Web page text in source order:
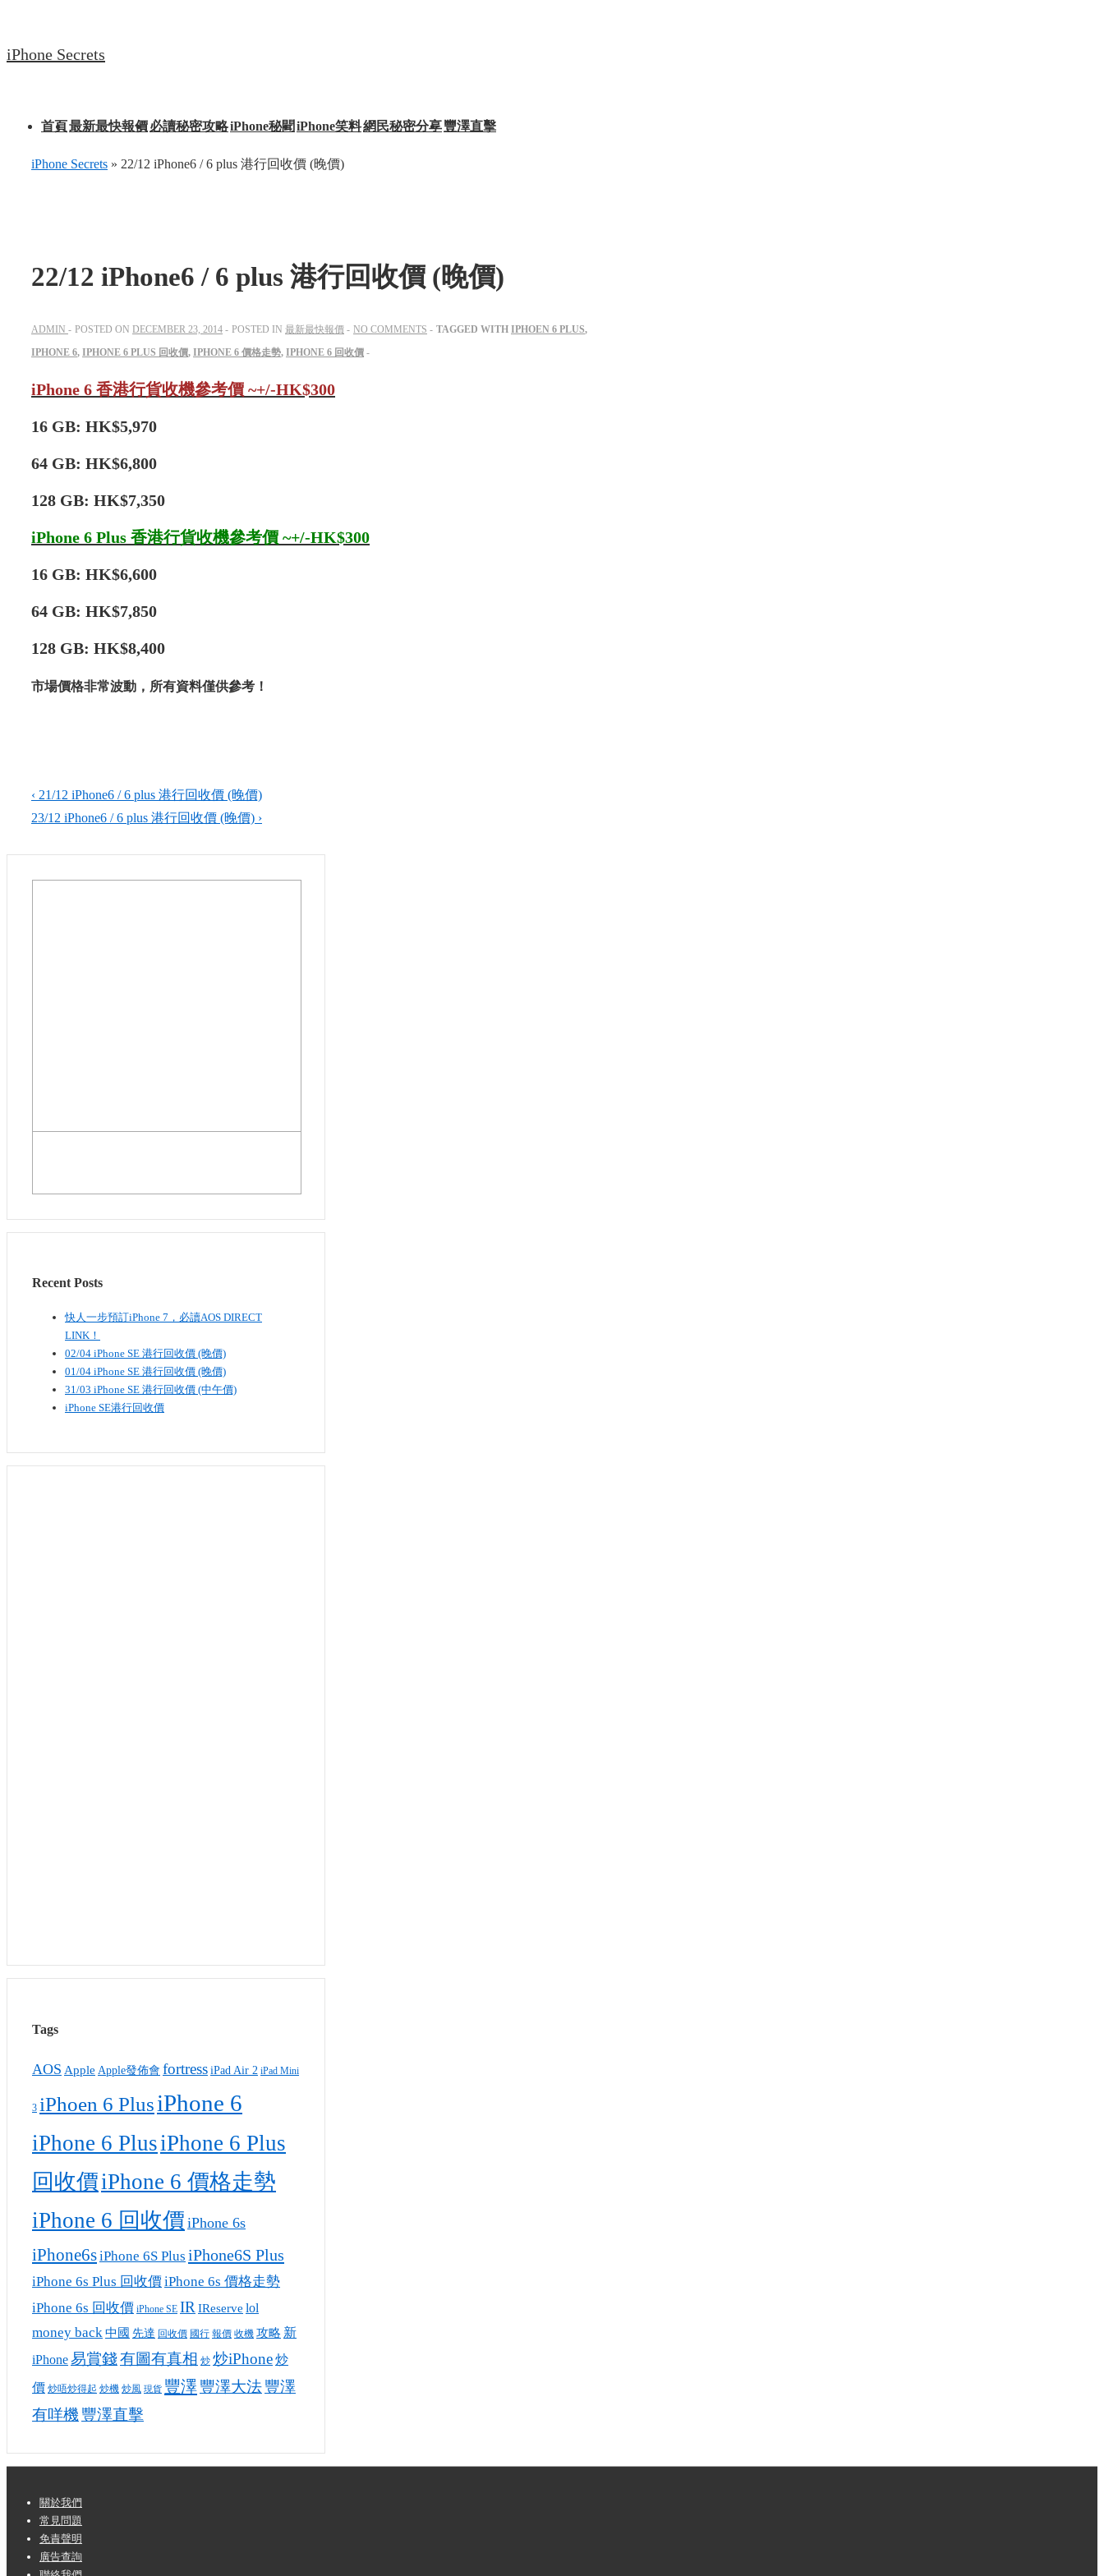
to
iPhone Secrets
Main
Navigation
首頁最新最快報價必讀秘密攻略iPhone秘聞 iPhone笑料網民秘密分享豐澤直擊
iPhone Secrets » 22/12 iPhone6 / 6 plus​​ 港行回收價 (晚價)
22/12 iPhone6 / 6 plus​​ 港行回收價 (晚價)
ADMIN POSTED ON DECEMBER 23, 2014 POSTED IN 最新最快報價 NO COMMENTS TAGGED WITH IPHOEN 6 PLUS,
IPHONE 6, IPHONE 6 PLUS 回收價, IPHONE 6 價格走勢, IPHONE 6 回收價
iPhone 6 香港行貨收機參考價 ~+/-HK$300
16 GB: HK$5,970
64 GB: HK$6,800
128 GB: HK$7,350
iPhone 6 Plus 香港行貨收機參考價 ~+/-HK$300
16 GB: HK$6,600
64 GB: HK$7,850
128 GB: HK$8,400
市場價格非常波動，所有資料僅供參考！
Post
navigation
Previous
Post
‹ 21/12 iPhone6 / 6 plus​​ 港行回收價 (晚價)
Next
23/12 iPhone6 / 6 plus​​ 港行回收價 (晚價) ›
Recent Posts
快人一步預訂iPhone 7，必讀AOS DIRECT
LINK！
02/04 iPhone SE​ 港行回收價 (晚價)
01/04 iPhone SE​ 港行回收價 (晚價)
31/03 iPhone SE​ 港行回收價 (中午價)
iPhone SE港行回收價
Tags
AOS Apple Apple發佈會 fortress iPad Air 2 iPad Mini
3 iPhoen 6 PlusiPhone 6
iPhone 6 PlusiPhone 6 Plus
回收價iPhone 6 價格走勢
iPhone 6 回收價 iPhone 6s
iPhone6siPhone 6S Plus iPhone6S Plus
iPhone 6s Plus 回收價iPhone 6s 價格走勢
iPhone 6s 回收價 iPhone SE IR IReserve lol
money back中國 先達 回收價 國行 報價 收機 攻略 新
iPhone易賞錢有圖有真相 炒 炒iPhone炒
價 炒唔炒得起 炒機 炒風 現貨 豐澤豐澤大法豐澤
有咩機 豐澤直擊
Footer
Menu
關於我們
常見問題
免責聲明
廣告查詢